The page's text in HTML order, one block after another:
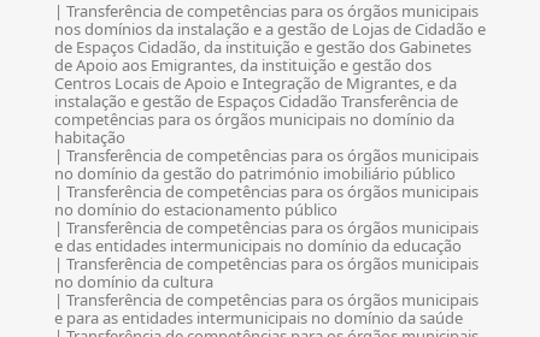
| Transferência de competências para os órgãos municipais
nos domínios da instalação e a gestão de Lojas de Cidadão e
de Espaços Cidadão, da instituição e gestão dos Gabinetes
de Apoio aos Emigrantes, da instituição e gestão dos
Centros Locais de Apoio e Integração de Migrantes, e da
instalação e gestão de Espaços Cidadão Transferência de
competências para os órgãos municipais no domínio da
habitação
| Transferência de competências para os órgãos municipais
no domínio da gestão do património imobiliário público
| Transferência de competências para os órgãos municipais
no domínio do estacionamento público
| Transferência de competências para os órgãos municipais
e das entidades intermunicipais no domínio da educação
| Transferência de competências para os órgãos municipais
no domínio da cultura
| Transferência de competências para os órgãos municipais
e para as entidades intermunicipais no domínio da saúde